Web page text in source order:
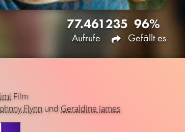
77.461
Aufrufe
235 96%
Gefällt es
Film
Flynn und Geraldine James